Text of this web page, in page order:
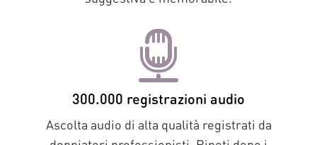
300.000 registrazioni audio
Ascolta audio di alta qualità registrati da